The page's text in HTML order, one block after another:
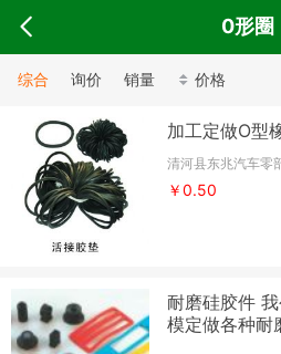
0形圈
综合 询价 销量 价格
加工定做O型
清河县东兆汽车零
￥0.50
耐磨硅胶件
模定做各种耐